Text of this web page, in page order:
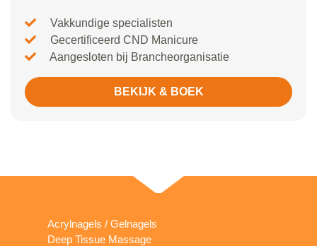
Vakkundige specialisten
Gecertificeerd CND Manicure
Aangesloten bij Brancheorganisatie
BEKIJK & BOEK
Acrylnagels / Gelnagels
Deep Tissue Massage